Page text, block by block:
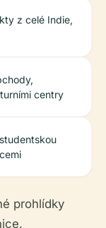
z celé Indie,
centry
prohlídky